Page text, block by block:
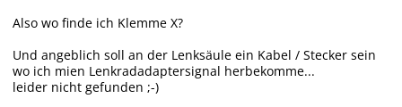
Also wo finde ich Klemme X?
Und angeblich soll an der Lenksäule ein Kabel / Stecker sein
wo ich mien Lenkradadaptersignal herbekomme...
leider nicht gefunden ;-)